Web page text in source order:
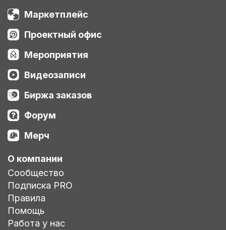
Маркетплейс
Проектный офис
Мероприятия
Видеозаписи
Биржа заказов
Форум
Мерч
О компании
Сообщество
Подписка PRO
Правила
Помощь
Работа у нас